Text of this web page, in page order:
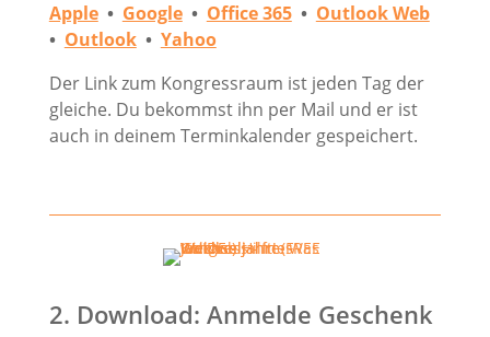
Apple• Google• Office 365• Outlook Web
• Outlook• Yahoo
Der Link zum Kongressraum ist jeden Tag der
gleiche. Du bekommst ihn per Mail und er ist
auch in deinem Terminkalender gespeichert.
2. Download: Anmelde Geschenk